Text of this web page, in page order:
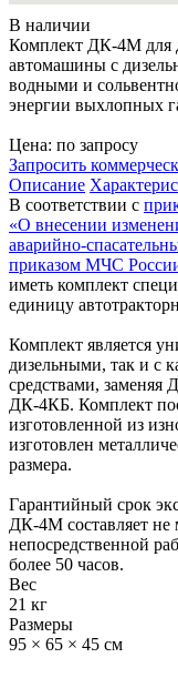
В наличии
Комплект ДК-4М для
автомашины с
водными и
энергии выхлопных
Цена: по запросу
Запросить
Описание
В соответствии с
«О внесении
аварийно-
приказом МЧС
иметь комплект
единицу
Комплект является
дизельными, так и с
средствами,
ДК-4КБ. Комплект
изготовленной из
изготовлен
размера.
Гарантийный срок
ДК-4М составляет не
непосредственной
более 50 часов.
Вес
21 кг
Размеры
95 × 65 × 45 см